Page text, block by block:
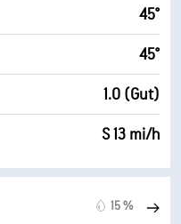
45°
45°
1.0 (Gut)
S 13 mi/h
15 %